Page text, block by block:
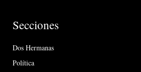
Secciones
Dos Hermanas
Política